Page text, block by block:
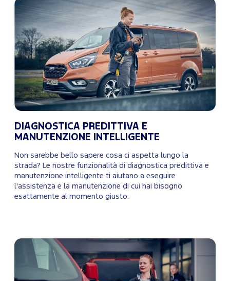
DIAGNOSTICA PREDITTIVA E
MANUTENZIONE INTELLIGENTE
Non sarebbe bello sapere cosa ci aspetta lungo la
strada? Le nostre funzionalità di diagnostica predittiva e
manutenzione intelligente ti aiutano a eseguire
l'assistenza e la manutenzione di cui hai bisogno
esattamente al momento giusto.